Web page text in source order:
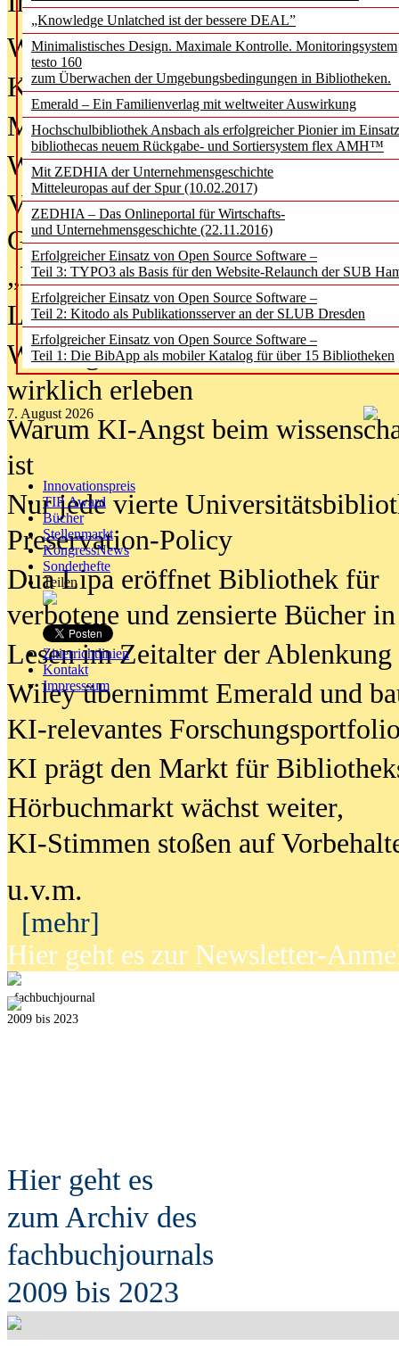
„Knowledge Unlatched ist der bessere DEAL”
Minimalistisches Design. Maximale Kontrolle. Monitoringsystem
testo 160
zum Überwachen der Umgebungsbedingungen in Bibliotheken.
Emerald – Ein Familienverlag mit weltweiter Auswirkung
Hochschulbibliothek Ansbach als erfolgreicher Pionier im
bibliothecas neuem Rückgabe- und Sortiersystem flex AMH™
Mit ZEDHIA der Unternehmensgeschichte
Mitteleuropas auf der Spur (10.02.2017)
ZEDHIA – Das Onlineportal für Wirtschafts-
und Unternehmensgeschichte (22.11.2016)
Erfolgreicher Einsatz von Open Source Software –
Teil 3: TYPO3 als Basis für den Website-Relaunch der SUB
Erfolgreicher Einsatz von Open Source Software –
Teil 2: Kitodo als Publikationsserver an der SLUB Dresden
Erfolgreicher Einsatz von Open Source Software –
Teil 1: Die BibApp als mobiler Katalog für über 15 Bibliotheken
7. August 2026
Innovationspreis
TIP Award
Bücher
Stellenmarkt
KongressNews
Sonderhefte
Teilen
Zitierrichtlinien
Kontakt
Impresssum
Was Hochschul­bibliotheken von
Kinder in der digitalen Welt
Metadaten als Infrastruktur
Wenn Bots katalogisieren
Von Abschlusskleidern bis
Geisterjagd-Ausrüstung in der
„Library of Things“ unterwegs
Lesen als Infrastrukturaufgabe
Wie Jugendliche Social Media
wirklich erleben
Warum KI-Angst beim
ist
Nur jede vierte
Preservation-Policy
Dua Lipa eröffnet Bibliothek für
verbotene und zensierte Bücher
Lesen im Zeitalter der Ablenkung
Wiley übernimmt Emerald und
KI-relevantes
KI prägt den Markt für
Hörbuchmarkt wächst weiter,
KI-Stimmen stoßen auf
u.v.m.
[mehr]
Hier geht es zur Newsletter-
fachbuchjournal
2009 bis 2023
Hier geht es
zum Archiv des
fachbuchjournals
2009 bis 2023